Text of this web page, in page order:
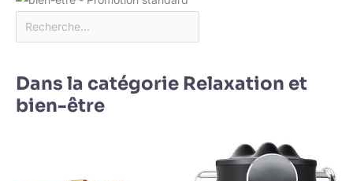
Dans la catégorie Relaxation et
bien-être